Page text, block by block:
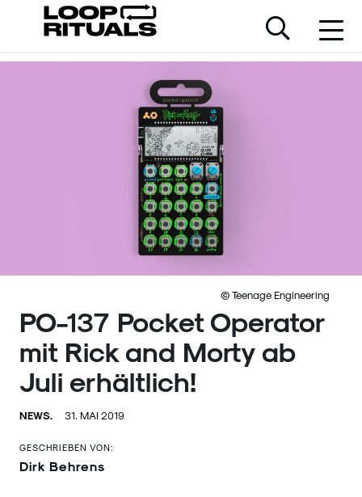
© Teenage Engineering
PO-137 Pocket Operator
mit Rick and Morty ab
Juli erhältlich!
NEWS. 31. MAI 2019
GESCHRIEBEN VON:
Dirk Behrens